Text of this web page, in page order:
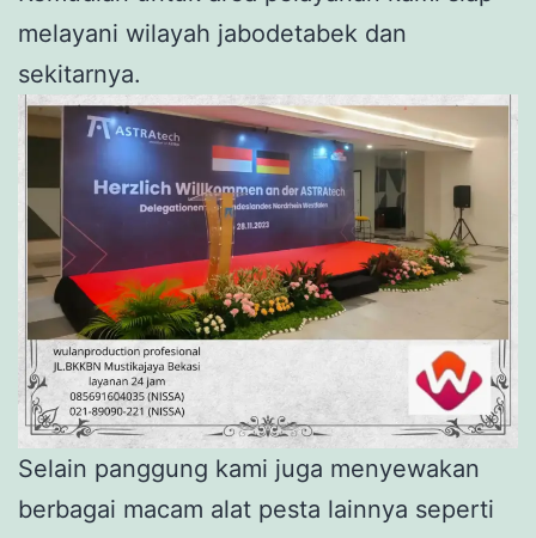
melayani wilayah jabodetabek dan
sekitarnya.
Selain panggung kami juga menyewakan
berbagai macam alat pesta lainnya seperti